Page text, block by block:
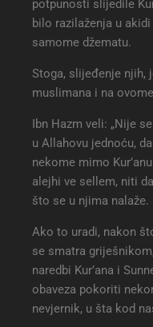
potpunosti slijedile
bilo razilaženja u
samome džematu.
Stoga, slijeđenje njih,
muslimana i na
Ibn Hazm veli: „Nije
u Allahovu jednoću,
nekome mimo
alejhi ve sellem, niti
što se u njima nalaže.
Ako to uradi, nakon
se smatra
naredbi Kur’ana i
obaveza pokoriti
nevjernik, u šta kod